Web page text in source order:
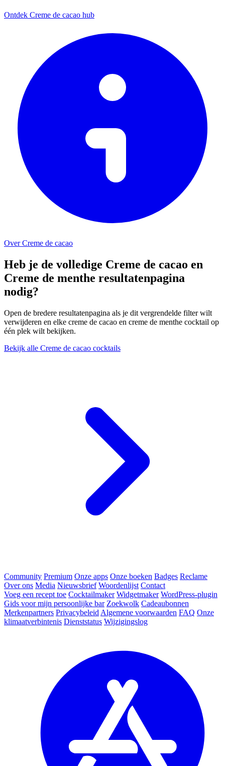
Ontdek Creme de cacao hub
Over Creme de cacao
Heb je de volledige Creme de cacao en
Creme de menthe resultatenpagina
nodig?
Open de bredere resultatenpagina als je dit vergrendelde filter wilt
verwijderen en elke creme de cacao en creme de menthe cocktail op
één plek wilt bekijken.
Bekijk alle Creme de cacao cocktails
Community Premium Onze apps Onze boeken Badges Reclame
Over ons Media Nieuwsbrief Woordenlijst Contact
Voeg een recept toe Cocktailmaker Widgetmaker WordPress-plugin
Gids voor mijn persoonlijke bar Zoekwolk Cadeaubonnen
Merkenpartners Privacybeleid Algemene voorwaarden FAQ Onze
klimaatverbintenis Dienststatus Wijzigingslog